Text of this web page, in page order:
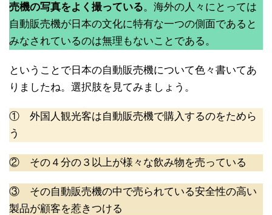
売機の写真をよく撮っている。海外の人々にとっては
自動販売機が日本の文化に特有な一つの側面であると
みなされているのは無理もないことである。
ということで日本の自動販売機について色々書いてあ
りましたね。選択肢を見てみましょう。
① 外国人観光客は自動販売機で購入するのをためら
う
② その４分の３以上が様々な飲み物を売っている
③ その自動販売機の中で売られている安全性の高い
製品が顧客を惹きつける